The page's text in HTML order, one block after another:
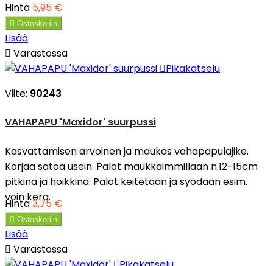
Hinta 5,95 €
 Ostoskoriin
Lisää
 Varastossa
Pikakatselu
Viite: 90243
VAHAPAPU 'Maxidor' suurpussi
Kasvattamisen arvoinen ja maukas vahapapulajike.
Korjaa satoa usein. Palot maukkaimmillaan n.12-15cm
pitkinä ja hoikkina. Palot keitetään ja syödään esim.
voin kera.
Hinta3,75 €
 Ostoskoriin
Lisää
 Varastossa